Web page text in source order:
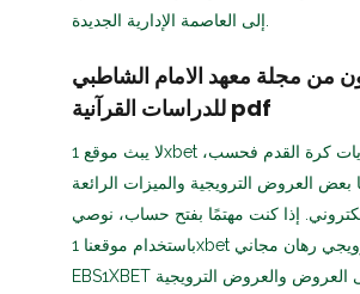
من مجلة معهد الامام الشاطبي
للدراسات القرآنية pdf
لا يبث موقع 1xbet الكثير من مباريات كرة القدم فحسب،
بعض العروض الترويجية والميزات الرائعة
إذا كنت مهتمًا بفتح حساب، نوصي
باستخدام موقعنا 1xbet الرمز الترويجي رهان مجاني
EBS1XBET للحصول على العروض والعروض الترويجية